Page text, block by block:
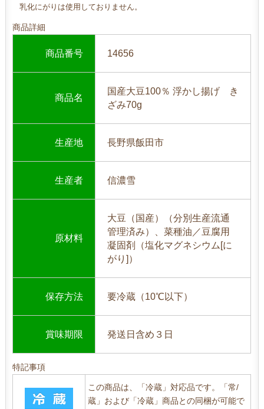
乳化にがりは使用しておりません。
商品詳細
商品番号 14656
商品名
国産大豆100％ 浮かし揚げ き
ざみ70g
生産地 長野県飯田市
生産者 信濃雪
原材料
大豆（国産）（分別生産流通
管理済み）、菜種油／豆腐用
凝固剤（塩化マグネシウム[に
がり]）
保存方法 要冷蔵（10℃以下）
賞味期限 発送日含め３日
特記事項
この商品は、「冷蔵」対応品です。「常/
蔵」および「冷蔵」商品との同梱が可能で